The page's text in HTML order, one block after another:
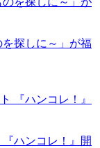
を探しに～」が福
ハンコレ！』開